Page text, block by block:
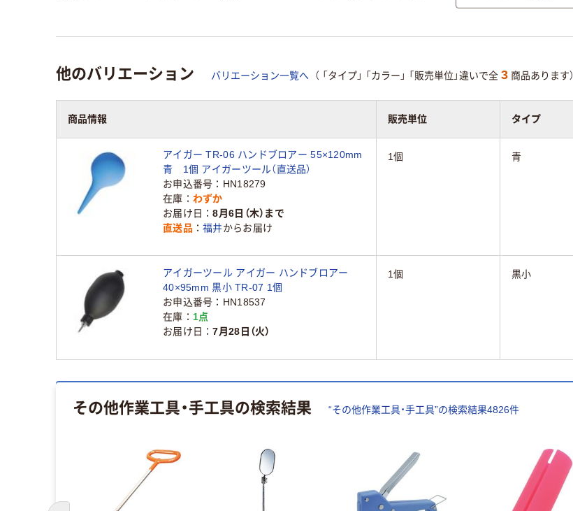
他のバリエーション バリエーション一覧へ （ 「タイプ」 「カラー」 「販売単位」違いで全 3 商品あります）
商品情報 販売単位 タイプ
アイガー TR-06 ハンドブロアー 55×120mm
青 1個 アイガーツール（直送品）
お申込番号
HN18279
在庫
わずか
お届け日
8月6日（木）まで
直送品
福井からお届け
1個 青
アイガーツール アイガー ハンドブロアー
40×95mm 黒小 TR-07 1個
お申込番号
HN18537
在庫
1点
お届け日
7月28日（火）
1個 黒小
その他作業工具・手工具の検索結果 “その他作業工具・手工具”の検索結果4826件